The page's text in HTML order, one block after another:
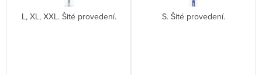
L, XL, XXL. Šité provedení. S. Šité provedení.